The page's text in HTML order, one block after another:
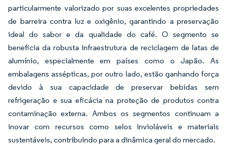
particularmente valorizado por suas excelentes propriedades
de barreira contra luz e oxigênio, garantindo a preservação
ideal do sabor e da qualidade do café. O segmento se
beneficia da robusta infraestrutura de reciclagem de latas de
alumínio, especialmente em países como o Japão. As
embalagens assépticas, por outro lado, estão ganhando força
devido à sua capacidade de preservar bebidas sem
refrigeração e sua eficácia na proteção de produtos contra
contaminação externa. Ambos os segmentos continuam a
inovar com recursos como selos invioláveis e materiais
sustentáveis, contribuindo para a dinâmica geral do mercado.